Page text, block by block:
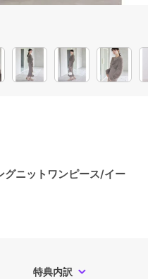
グニットワンピース/イー
特典内訳